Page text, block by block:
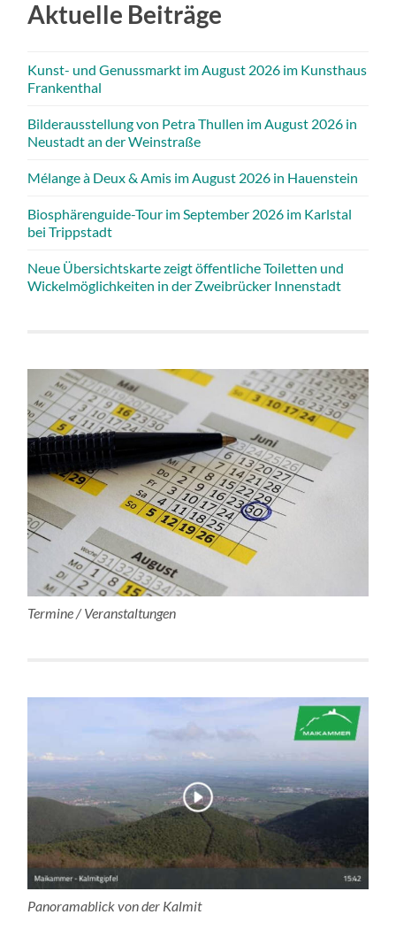
Aktuelle Beiträge
Kunst- und Genussmarkt im August 2026 im Kunsthaus
Frankenthal
Bilderausstellung von Petra Thullen im August 2026 in
Neustadt an der Weinstraße
Mélange à Deux & Amis im August 2026 in Hauenstein
Biosphärenguide-Tour im September 2026 im Karlstal
bei Trippstadt
Neue Übersichtskarte zeigt öffentliche Toiletten und
Wickelmöglichkeiten in der Zweibrücker Innenstadt
Termine / Veranstaltungen
Panoramablick von der Kalmit